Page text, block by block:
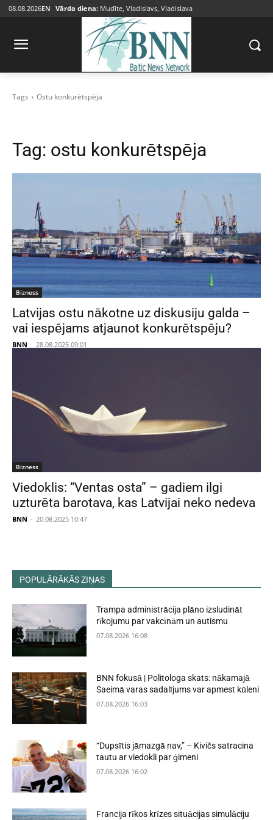
08.08.2026EN Vārda diena: Mudīte, Vladislavs, Vladislava
Tags Ostu konkurētspēja
Tag: ostu konkurētspēja
Bizness
Latvijas ostu nākotne uz diskusiju galda –
vai iespējams atjaunot konkurētspēju?
BNN - 28.08.2025 09:01
Bizness
Viedoklis: “Ventas osta” – gadiem ilgi
uzturēta barotava, kas Latvijai neko nedeva
BNN - 20.08.2025 10:47
POPULĀRĀKĀS ZIŅAS
Trampa administrācija plāno izsludināt
rīkojumu par vakcīnām un autismu
07.08.2026 16:08
BNN fokusā | Politologa skats: nākamajā
Saeimā varas sadalījums var apmest kūleni
07.08.2026 16:03
“Dupsītis jāmazgā nav,” – Kivičs satracina
tautu ar viedokli par ģimeni
07.08.2026 16:02
Francija rīkos krīzes situācijas simulāciju